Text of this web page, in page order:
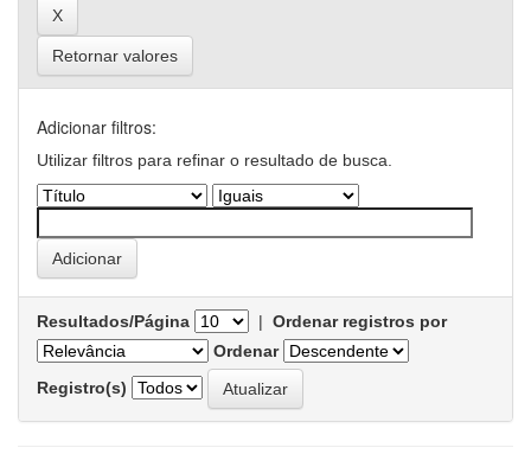
Retornar valores
Adicionar filtros:
Utilizar filtros para refinar o resultado de busca.
Resultados/Página | Ordenar registros por
Ordenar
Registro(s)